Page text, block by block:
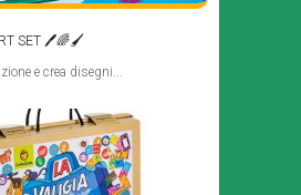
SET 🖊🌈🖌
e crea disegni...